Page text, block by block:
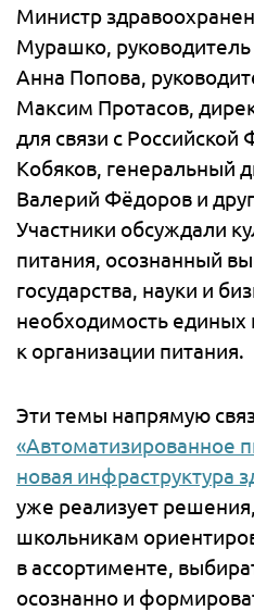
Министр
Мурашко,
Анна Попова,
Максим Протасов,
для связи с
Кобяков, генеральный
Валерий Фёдоров и
Участники обсуждали
питания, осознанный
государства, науки и
необходимость единых
к организации питания.
Эти темы напрямую
«Автоматизированное
новая инфраструктура
уже реализует
школьникам
в ассортименте,
осознанно и